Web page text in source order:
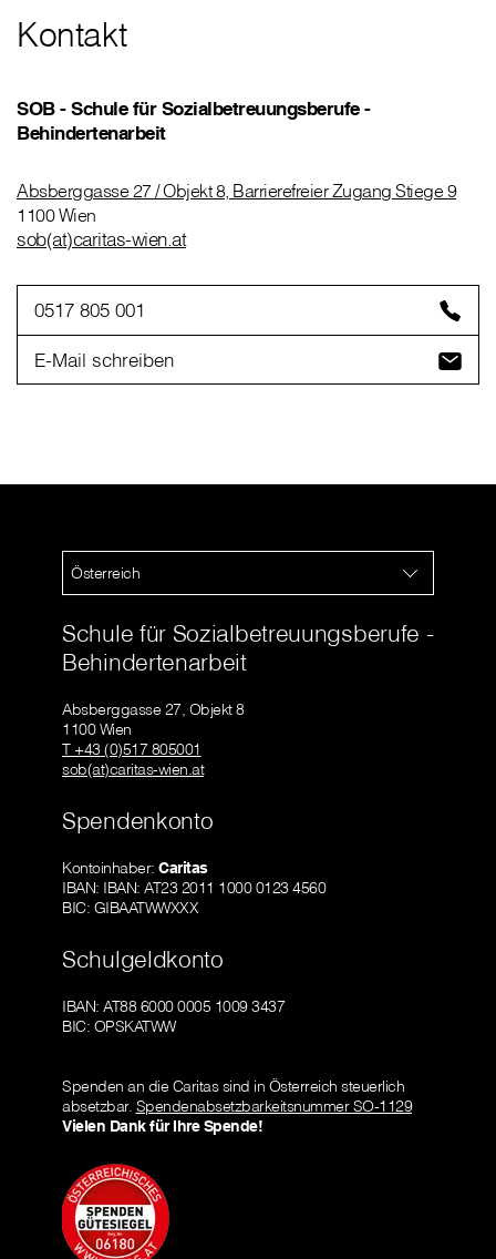
Kontakt
SOB - Schule für Sozialbetreuungsberufe -
Behindertenarbeit
Absberggasse 27 / Objekt 8, Barrierefreier Zugang Stiege 9
1100 Wien
sob(at)caritas-wien.at
0517 805 001
E-Mail schreiben
Österreich
Schule für Sozialbetreuungsberufe -
Behindertenarbeit
Absberggasse 27, Objekt 8
1100 Wien
T +43 (0)517 805001
sob(at)caritas-wien.at
Spendenkonto
Kontoinhaber: Caritas
IBAN: IBAN: AT23 2011 1000 0123 4560
BIC: GIBAATWWXXX
Schulgeldkonto
IBAN: AT88 6000 0005 1009 3437
BIC: OPSKATWW
Spenden an die Caritas sind in Österreich steuerlich
absetzbar. Spendenabsetzbarkeitsnummer SO-1129
Vielen Dank für Ihre Spende!